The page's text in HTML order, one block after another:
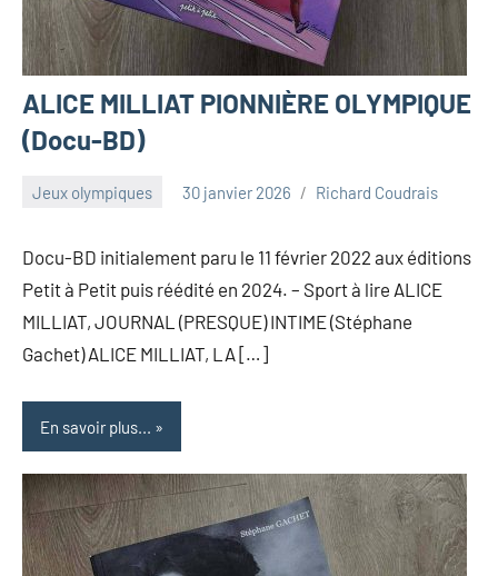
ALICE MILLIAT PIONNIÈRE OLYMPIQUE
(Docu-BD)
Jeux olympiques 30 janvier 2026 Richard Coudrais
Docu-BD initialement paru le 11 février 2022 aux éditions
Petit à Petit puis réédité en 2024. – Sport à lire ALICE
MILLIAT, JOURNAL (PRESQUE) INTIME (Stéphane
Gachet) ALICE MILLIAT, LA […]
En savoir plus...